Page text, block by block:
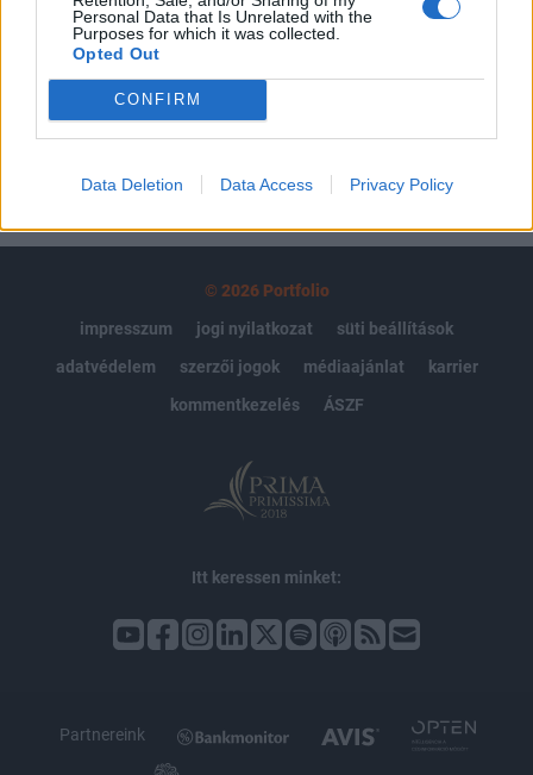
Personal Data that Is Unrelated with the
Purposes for which it was collected.
Opted Out
CONFIRM
Data Deletion Data Access Privacy Policy
Előfizetés
MÁR ELŐFIZETŐNK VAGY?
© 2026 Portfolio
impresszum
jogi nyilatkozat
süti beállítások
adatvédelem
szerzői jogok médiaajánlat
karrier
kommentkezelés
ÁSZF
Itt keressen minket:
Partnereink